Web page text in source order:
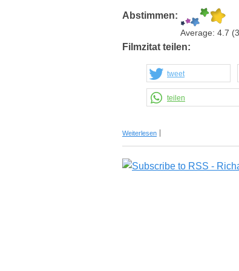
Abstimmen:
Average: 4.7 (3
Filmzitat teilen:
tweet
teilen
Weiterlesen über Filmdialog aus "Peter